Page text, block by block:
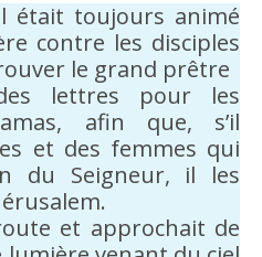
était toujours animé
contre les disciples
le grand prêtre
lettres pour les
afin que, s’il
et des femmes qui
du Seigneur, il les
et approchait de